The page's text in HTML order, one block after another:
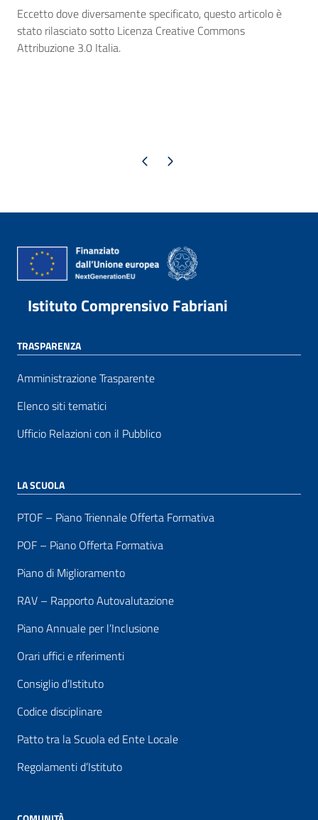
Eccetto dove diversamente specificato, questo articolo è
stato rilasciato sotto Licenza Creative Commons
Attribuzione 3.0 Italia.
Pagina precedente
Pagina successiva
Istituto Comprensivo Fabriani
TRASPARENZA
Amministrazione Trasparente
Elenco siti tematici
Ufficio Relazioni con il Pubblico
LA SCUOLA
PTOF – Piano Triennale Offerta Formativa
POF – Piano Offerta Formativa
Piano di Miglioramento
RAV – Rapporto Autovalutazione
Piano Annuale per l’Inclusione
Orari uffici e riferimenti
Consiglio d’Istituto
Codice disciplinare
Patto tra la Scuola ed Ente Locale
Regolamenti d’Istituto